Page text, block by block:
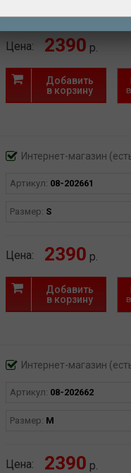
Цена: 2390 р.
Добавить
в корзину
Интернет-магазин
Артикул: 08-202661
Размер: S
Цена: 2390 р.
Добавить
в корзину
Интернет-магазин
Артикул: 08-202662
Размер: M
Цена: 2390 р.